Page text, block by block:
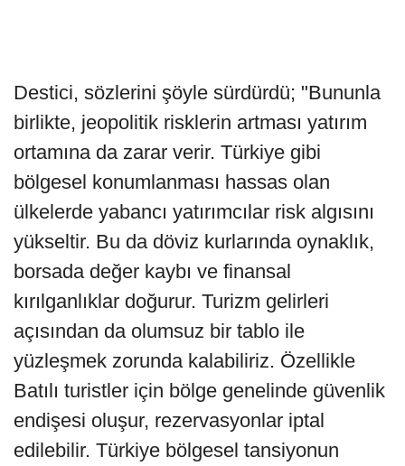
Destici, sözlerini şöyle sürdürdü; "Bununla
birlikte, jeopolitik risklerin artması yatırım
ortamına da zarar verir. Türkiye gibi
bölgesel konumlanması hassas olan
ülkelerde yabancı yatırımcılar risk algısını
yükseltir. Bu da döviz kurlarında oynaklık,
borsada değer kaybı ve finansal
kırılganlıklar doğurur. Turizm gelirleri
açısından da olumsuz bir tablo ile
yüzleşmek zorunda kalabiliriz. Özellikle
Batılı turistler için bölge genelinde güvenlik
endişesi oluşur, rezervasyonlar iptal
edilebilir. Türkiye bölgesel tansiyonun